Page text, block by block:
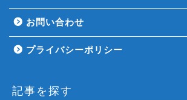
お問い合わせ
プライバシーポリシー
記事を探す